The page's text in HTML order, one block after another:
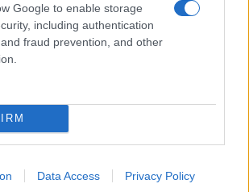
Google to enable storage
including authentication
fraud prevention, and other
Data Access Privacy Policy
Mailchimp come piattaforma di
alla newsletter accetti che le
siano trasferite a Mailchimp per
Leggi qui l'informativa sulla privacy